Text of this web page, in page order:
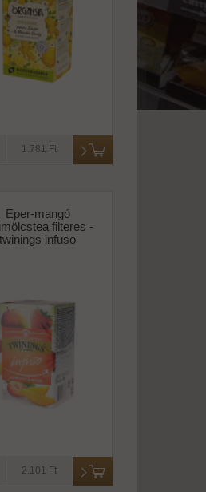
1.781 Ft
Eper-mangó
filteres -
twinings infuso
2.101 Ft